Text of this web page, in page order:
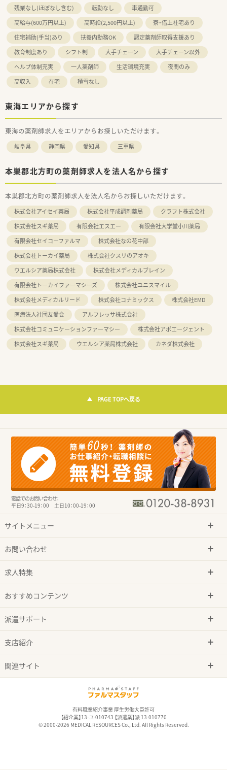
残業なし(ほぼなし含む)
転勤なし
車通勤可
高給与(600万円以上)
高時給(2,500円以上)
寮・借上社宅あり
住宅補助(手当)あり
扶養内勤務OK
認定薬剤師取得支援あり
教育制度あり
シフト制 大手チェーン
大手チェーン以外
ヘルプ体制充実
一人薬剤師 生活環境充実
夜間のみ
高収入
在宅 積雪なし
東海エリアから探す
東海の薬剤師求人をエリアからお探しいただけます。
岐阜県 静岡県 愛知県 三重県
本巣郡北方町の薬剤師求人を法人名から探す
本巣郡北方町の薬剤師求人を法人名からお探しいただけます。
株式会社アイセイ薬局 株式会社平成調剤薬局
クラフト株式会社
株式会社スギ薬局
有限会社エスエー
有限会社大学堂小川薬局
有限会社セイコーファルマ
株式会社なの花中部
株式会社トーカイ薬局
株式会社クスリのアオキ
ウエルシア薬局株式会社
株式会社メディカルブレイン
有限会社トーカイファーマシーズ
株式会社ユニスマイル
株式会社メディカルリード
株式会社コナミックス
株式会社EMD
医療法人社団友愛会
アルフレッサ株式会社
株式会社コミュニケーションファーマシー
株式会社アポエージェント
株式会社スギ薬局
ウエルシア薬局株式会社 カネダ株式会社
PAGE TOPへ戻る
電話でのお問い合わせ：
平日9：30-19：00 土日10：00-19：00
サイトメニュー
お問い合わせ
求人特集
おすすめコンテンツ
派遣サポート
支店紹介
関連サイト
有料職業紹介事業 厚生労働大臣許可
【紹介業】13-ユ-010743 【派遣業】派 13-010770
© 2000-2026 MEDICAL RESOURCES Co., Ltd. All Rights Reserved.